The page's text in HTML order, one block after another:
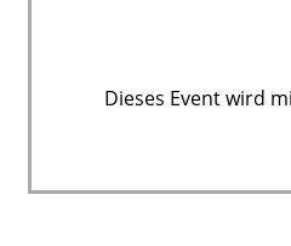
Dieses Event wird